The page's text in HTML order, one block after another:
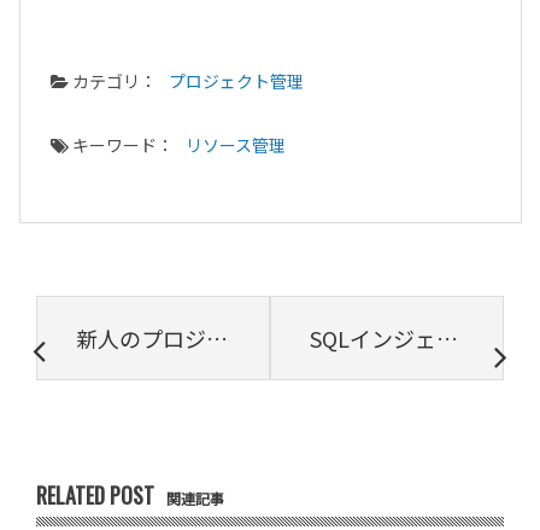
カテゴリ： プロジェクト管理
キーワード： リソース管理
新人のプロジェクトリーダー研修とは？プロジェクト管理と研修の重要性【プロジェクトは現場で起きているんだ！第70章】 SQLインジェクションとは？実例とその対策についてわかりやすく解説
RELATED POST 関連記事